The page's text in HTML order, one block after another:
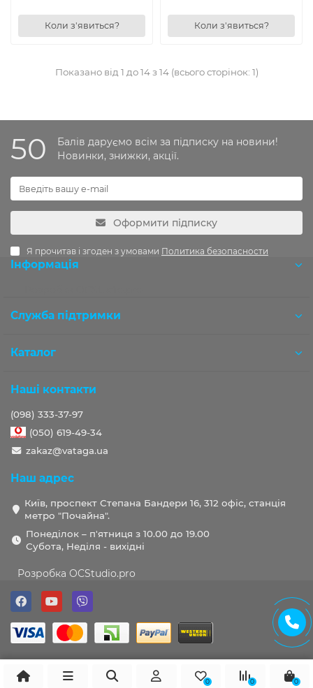
Коли з'явиться? Коли з'явиться?
Показано від 1 до 14 з 14 (всього сторінок: 1)
50
Балів даруємо всім за підписку на новини!
Новинки, знижки, акції.
Оформити підписку
Я прочитав і згоден з умовами Политика безопасности
Інформація
Служба підтримки
Каталог
Наші контакти
(098) 333-37-97
(050) 619-49-34
zakaz@vataga.ua
Наш адрес
Київ, проспект Степана Бандери 16, 312 офіс, станція
метро "Почайна".
Понеділок – п'ятниця з 10.00 до 19.00
Субота, Неділя - вихідні
Розробка OCStudio.pro
0 0 0